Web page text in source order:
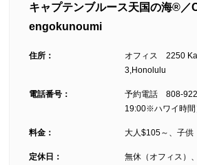
キャプテンブルース天国の海®
engokunoumi
住所：
オフィス 2250
3,Honolulu
電話番号：
予約電話 808-
19:00※ハワイ時間
料金： 大人$105～、子供
定休日：
無休（オフィス）